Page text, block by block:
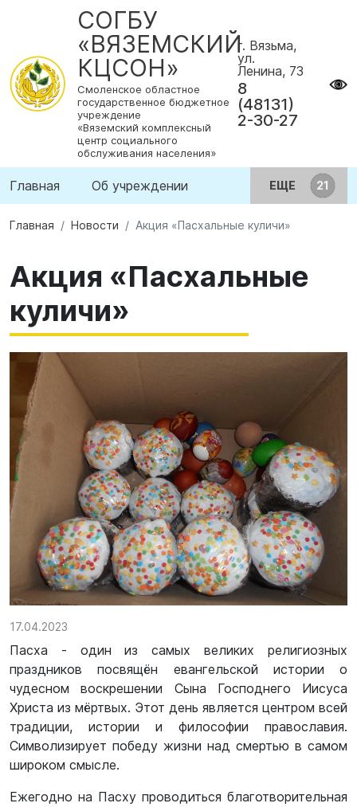
СОГБУ
«ВЯЗЕМСКИЙ
КЦСОН»
Смоленское областное
государственное бюджетное
учреждение
«Вяземский комплексный
центр социального
обслуживания населения»
г. Вязьма,
ул.
Ленина, 73
8
(48131)
2-30-27
Главная Об учреждении ЕЩЕ
Главная Новости Акция «Пасхальные куличи»
Акция «Пасхальные
куличи»
17.04.2023
Пасха - один из самых великих религиозных
праздников посвящён евангельской истории о
чудесном воскрешении Сына Господнего Иисуса
Христа из мёртвых. Этот день является центром всей
традиции, истории и философии православия.
Символизирует победу жизни над смертью в самом
широком смысле.
Ежегодно на Пасху проводиться благотворительная